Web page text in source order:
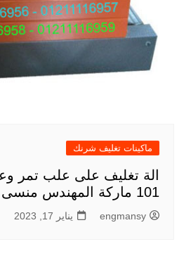
ماكينات تغليف شرنك
الة تغليف على علب تمر
101 ماركة المهندس منسى
engmansy يناير 17, 2023